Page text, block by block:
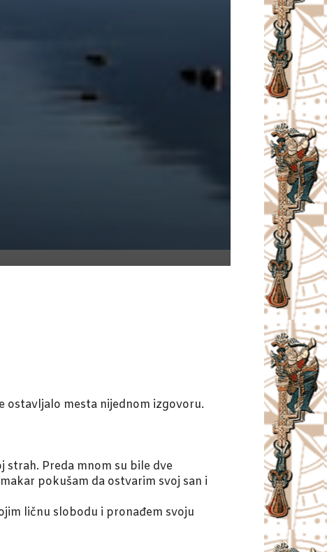
ostavljalo mesta nijednom izgovoru.
strah. Preda mnom su bile dve
pokušam da ostvarim svoj san i
ličnu slobodu i pronađem svoju